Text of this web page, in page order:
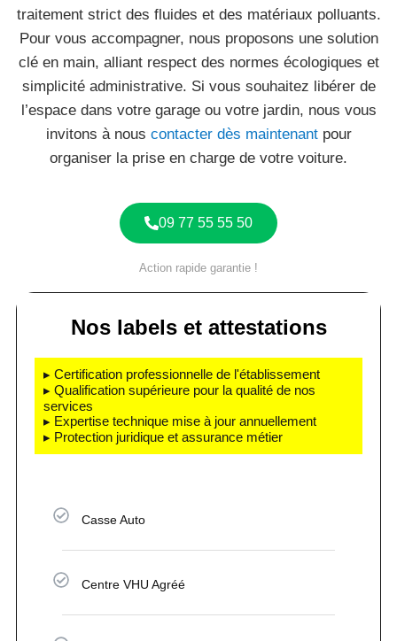
traitement strict des fluides et des matériaux polluants.
Pour vous accompagner, nous proposons une solution
clé en main, alliant respect des normes écologiques et
simplicité administrative. Si vous souhaitez libérer de
l’espace dans votre garage ou votre jardin, nous vous
invitons à nous contacter dès maintenantpour
organiser la prise en charge de votre voiture.
09 77 55 55 50
Action rapide garantie !
Nos labels et attestations
▸ Certification professionnelle de l'établissement
▸ Qualification supérieure pour la qualité de nos
services
▸ Expertise technique mise à jour annuellement
▸ Protection juridique et assurance métier
Casse Auto
Centre VHU Agréé